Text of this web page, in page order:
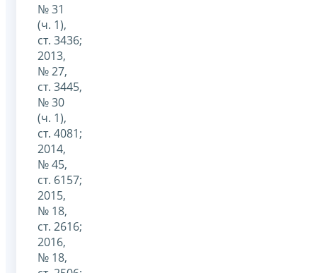
№ 31
(ч. 1),
ст. 3436;
2013,
№ 27,
ст. 3445,
№ 30
(ч. 1),
ст. 4081;
2014,
№ 45,
ст. 6157;
2015,
№ 18,
ст. 2616;
2016,
№ 18,